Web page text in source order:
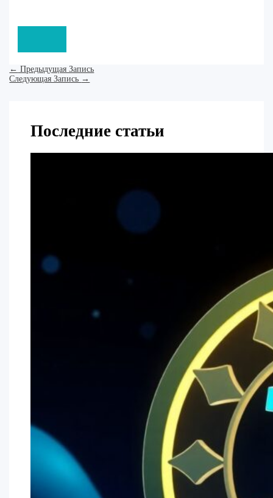
← Предыдущая Запись
Следующая Запись →
Последние статьи